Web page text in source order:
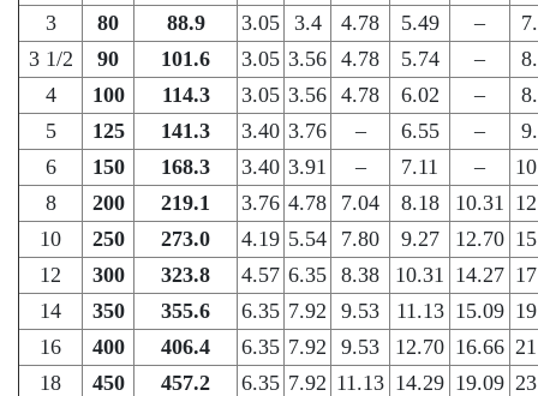
3
80 88.9 3.05 3.4 4.78 5.49 –
3 1/2
90 101.6 3.05 3.56 4.78 5.74 –
4
100 114.3 3.05 3.56 4.78 6.02 –
5
125 141.3 3.40 3.76 – 6.55 –
6
150 168.3 3.40 3.91 – 7.11 –
8
200 219.1 3.76 4.78 7.04 8.18 10.31
10
250 273.0 4.19 5.54 7.80 9.27 12.70
12
300 323.8 4.57 6.35 8.38 10.31 14.27
14
350 355.6 6.35 7.92 9.53 11.13 15.09
16
400 406.4 6.35 7.92 9.53 12.70 16.66
18
450 457.2 6.35 7.92 11.13 14.29 19.09